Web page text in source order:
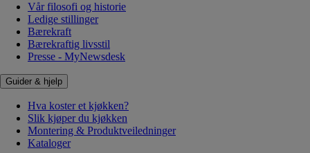
Vår filosofi og historie
Ledige stillinger
Bærekraft
Bærekraftig livsstil
Presse - MyNewsdesk
Guider & hjelp
Hva koster et kjøkken?
Slik kjøper du kjøkken
Montering & Produktveiledninger
Kataloger